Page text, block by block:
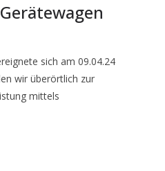
sich am 09.04.24
wir überörtlich zur
mittels